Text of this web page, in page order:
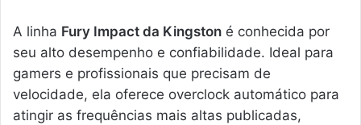
A linha Fury Impact da Kingston é conhecida por
seu alto desempenho e confiabilidade. Ideal para
gamers e profissionais que precisam de
velocidade, ela oferece overclock automático para
atingir as frequências mais altas publicadas,